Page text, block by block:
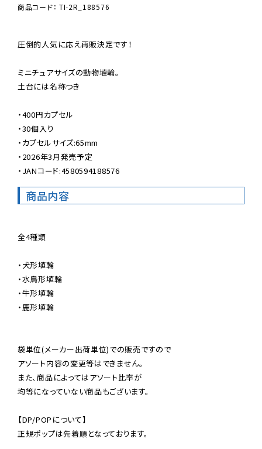
商品コード： TI-2R_188576
圧倒的人気に応え再販決定です！
ミニチュアサイズの動物埴輪。
土台には名称つき
・400円カプセル
・30個入り
・カプセルサイズ:65mm
・2026年3月発売予定
・JANコード:4580594188576
商品内容
全4種類
・犬形埴輪
・水鳥形埴輪
・牛形埴輪
・鹿形埴輪
袋単位(メーカー出荷単位)での販売ですので
アソート内容の変更等はできません。
また、商品によってはアソート比率が
均等になっていない商品もございます。
【DP/POPについて】
正規ポップは先着順となっております。